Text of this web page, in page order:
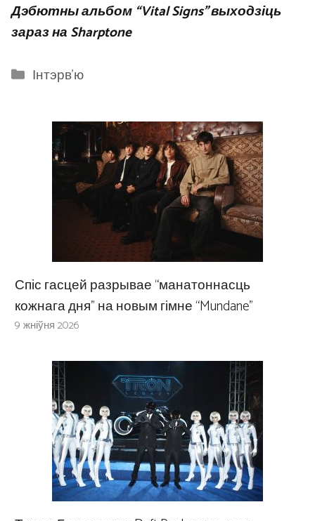
Дэбютны альбом “Vital Signs” выходзіць
зараз на Sharptone
Categories
Інтэрв'ю
Спіс гасцей разрывае “манатоннасць
кожнага дня” на новым гімне “Mundane”
9 жніўня 2026